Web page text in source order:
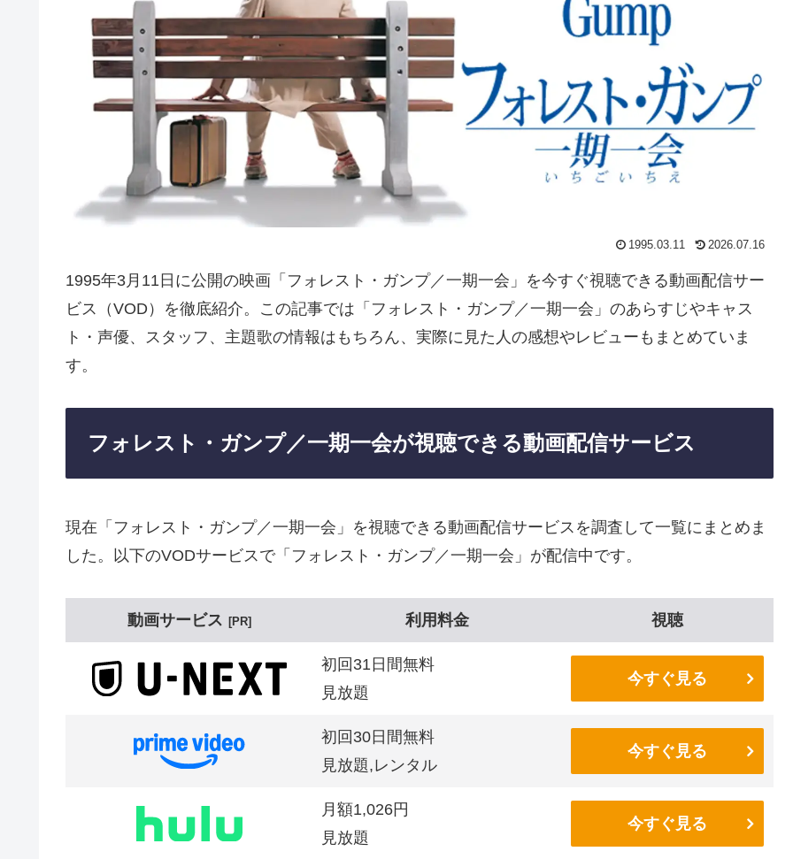
1995.03.11 2026.07.16
1995年3月11日に公開の映画「フォレスト・ガンプ／一期一会」を今すぐ視聴できる動画配信サー
ビス（VOD）を徹底紹介。この記事では「フォレスト・ガンプ／一期一会」のあらすじやキャス
ト・声優、スタッフ、主題歌の情報はもちろん、実際に見た人の感想やレビューもまとめていま
す。
フォレスト・ガンプ／一期一会が視聴できる動画配信サービス
現在「フォレスト・ガンプ／一期一会」を視聴できる動画配信サービスを調査して一覧にまとめま
した。以下のVODサービスで「フォレスト・ガンプ／一期一会」が配信中です。
動画サービス PR 利用料金 視聴
初回31日間無料
見放題
今すぐ見る
初回30日間無料
見放題,レンタル
今すぐ見る
月額1,026円
見放題
今すぐ見る